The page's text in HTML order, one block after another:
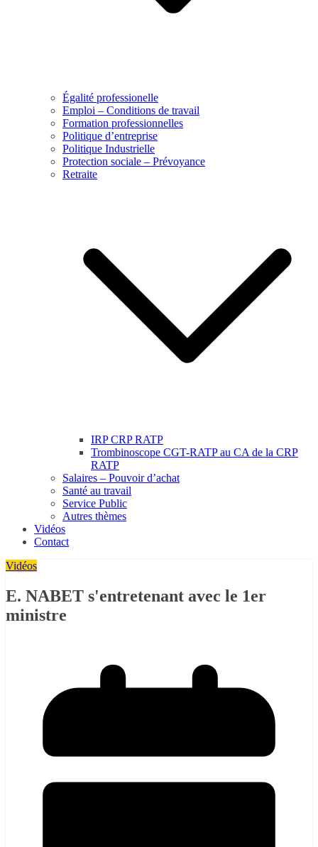
Égalité professionelle
Emploi – Conditions de travail
Formation professionnelles
Politique d’entreprise
Politique Industrielle
Protection sociale – Prévoyance
Retraite
IRP CRP RATP
Trombinoscope CGT-RATP au CA de la CRP
RATP
Salaires – Pouvoir d’achat
Santé au travail
Service Public
Autres thèmes
Vidéos
Contact
Vidéos
E. NABET s'entretenant avec le 1er
ministre